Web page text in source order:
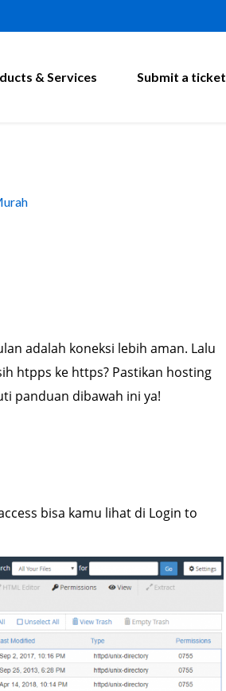
& Services Submit a ticket
adalah koneksi lebih aman. Lalu
htpps ke https? Pastikan hosting
panduan dibawah ini ya!
bisa kamu lihat di Login to